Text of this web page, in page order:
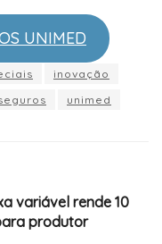
UNIMED
inovação
unimed
variável rende 10
produtor